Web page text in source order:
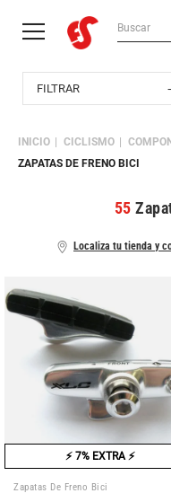
INICIO CICLISMO
ZAPATAS DE FRENO BICI
Localiza tu tienda y
55
⚡ 7% EXTRA ⚡
Zapatas De Freno Bici
FILTRAR